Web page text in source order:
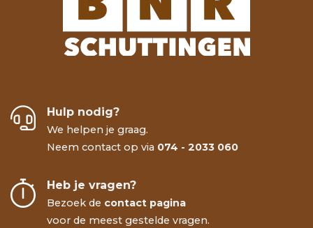
Hulp nodig?
We helpen je graag.
Neem contact op via 074 - 2033 060
Heb je vragen?
Bezoek de contact pagina
voor de meest gestelde vragen.